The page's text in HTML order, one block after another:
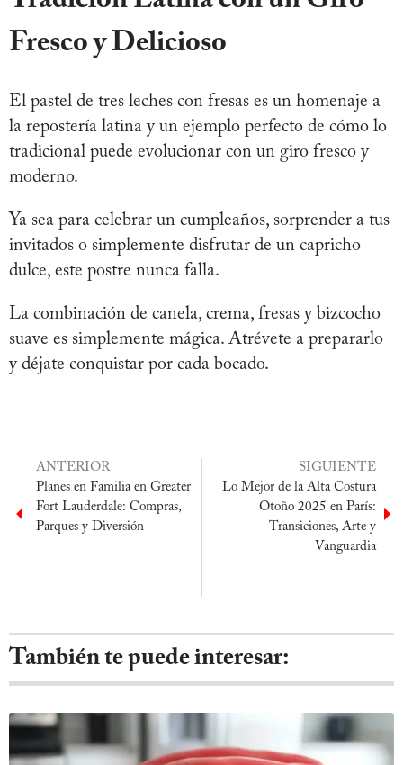
Fresco y Delicioso
El pastel de tres leches con fresas es un homenaje a
la repostería latina y un ejemplo perfecto de cómo lo
tradicional puede evolucionar con un giro fresco y
moderno.
Ya sea para celebrar un cumpleaños, sorprender a tus
invitados o simplemente disfrutar de un capricho
dulce, este postre nunca falla.
La combinación de canela, crema, fresas y bizcocho
suave es simplemente mágica. Atrévete a prepararlo
y déjate conquistar por cada bocado.
ANTERIOR
Planes en Familia en Greater
Fort Lauderdale: Compras,
Parques y Diversión
SIGUIENTE
Lo Mejor de la Alta Costura
Otoño 2025 en París:
Transiciones, Arte y
Vanguardia
También te puede interesar: